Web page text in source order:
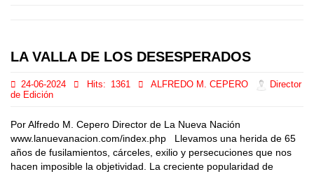
LA VALLA DE LOS DESESPERADOS
24-06-2024 Hits: 1361 ALFREDO M. CEPERO
Director
de Edición
Por Alfredo M. Cepero Director de La Nueva Nación
www.lanuevanacion.com/index.php Llevamos una herida de 65
años de fusilamientos, cárceles, exilio y persecuciones que nos
hacen imposible la objetividad. La creciente popularidad de